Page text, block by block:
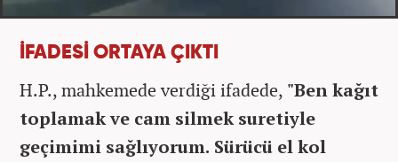
İFADESİ ORTAYA ÇIKTI
H.P., mahkemede verdiği ifadede, "Ben kağıt
toplamak ve cam silmek suretiyle
geçimimi sağlıyorum. Sürücü el kol